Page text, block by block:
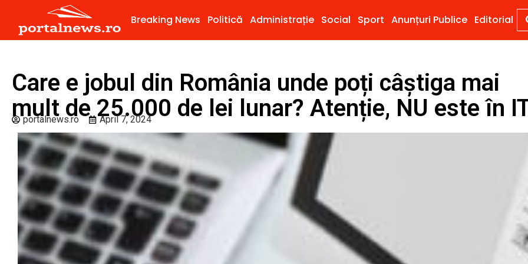
Breaking News Politică Administrație Social Sport Anunțuri Publice Editorial
Care e jobul din România unde poți câștiga mai
mult de 25.000 de lei lunar? Atenție, NU este în
portalnews.ro April 7, 2024